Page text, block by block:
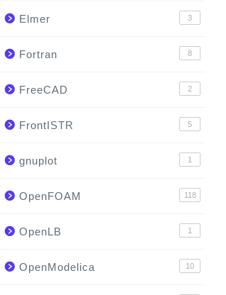
Elmer 3
Fortran 8
FreeCAD 2
FrontISTR 5
gnuplot 1
OpenFOAM 118
OpenLB 1
OpenModelica 10